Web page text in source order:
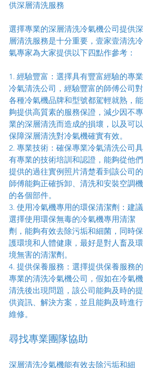
供深層清洗服務
選擇專業的深層清洗冷氣機公司提供深
層清洗服務是十分重要，壹家壹清洗冷
氣專家為大家提供以下四點作參考：
1. 經驗豐富：選擇具有豐富經驗的專業
冷氣清洗公司，經驗豐富的師傅公司對
各種冷氣機品牌和型號都駕輕就熟，能
夠提供高質素的服務保證，減少因不專
業的深層清洗而造成的損壞，以及可以
保障深層清洗對冷氣機確實有效。
2. 專業技術：確保專業冷氣清洗公司具
有專業的技術培訓和認證，能夠從他們
提供的過往實例照片清楚看到該公司的
師傅能夠正確拆卸、清洗和安裝空調機
的各個部件。
3. 使用冷氣機專用的環保清潔劑：建議
選擇使用環保無毒的冷氣機專用清潔
劑，能夠有效去除污垢和細菌，同時保
護環境和人體健康，最好是對人畜及環
境無害的清潔劑。
4. 提供保養服務：選擇提供保養服務的
專業的清洗冷氣機公司，假如在冷氣機
清洗後出現問題，該公司能夠及時的提
供資訊、解決方案，並且能夠及時進行
維修。
尋找專業團隊協助
深層清洗冷氣機能有效去除污垢和細